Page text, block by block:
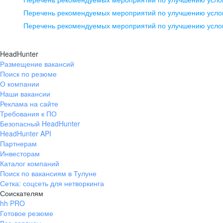
pr@ural.hh.ru
помещение 21
+7 383 207-94-64
pr@nsk.hh.ru
Перечень рекомендуемых мероприятий по улучшению
Перечень рекомендуемых мероприятий по улучшению
HeadHunter
Размещение вакансий
Поиск по резюме
О компании
Наши вакансии
Реклама на сайте
Требования к ПО
Безопасный HeadHunter
HeadHunter API
Партнерам
Инвесторам
Каталог компаний
Поиск по вакансиям в Тулуне
Сетка: соцсеть для нетворкинга
Соискателям
hh PRO
Готовое резюме